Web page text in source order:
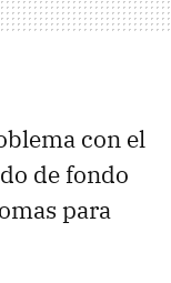
con el
de fondo
para